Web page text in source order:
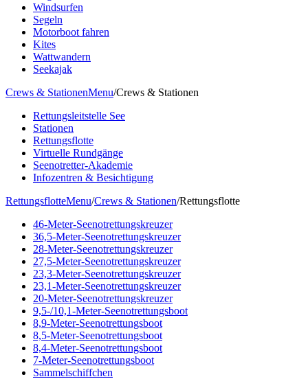
Windsurfen
Segeln
Motorboot fahren
Kites
Wattwandern
Seekajak
Crews & StationenMenu/Crews & Stationen
Rettungsleitstelle See
Stationen
Rettungsflotte
Virtuelle Rundgänge
Seenotretter-Akademie
Infozentren & Besichtigung
RettungsflotteMenu/Crews & Stationen/Rettungsflotte
46-Meter-Seenotrettungskreuzer
36,5-Meter-Seenotrettungskreuzer
28-Meter-Seenotrettungskreuzer
27,5-Meter-Seenotrettungskreuzer
23,3-Meter-Seenotrettungskreuzer
23,1-Meter-Seenotrettungskreuzer
20-Meter-Seenotrettungskreuzer
9,5-/10,1-Meter-Seenotrettungsboot
8,9-Meter-Seenotrettungsboot
8,5-Meter-Seenotrettungsboot
8,4-Meter-Seenotrettungsboot
7-Meter-Seenotrettungsboot
Sammelschiffchen